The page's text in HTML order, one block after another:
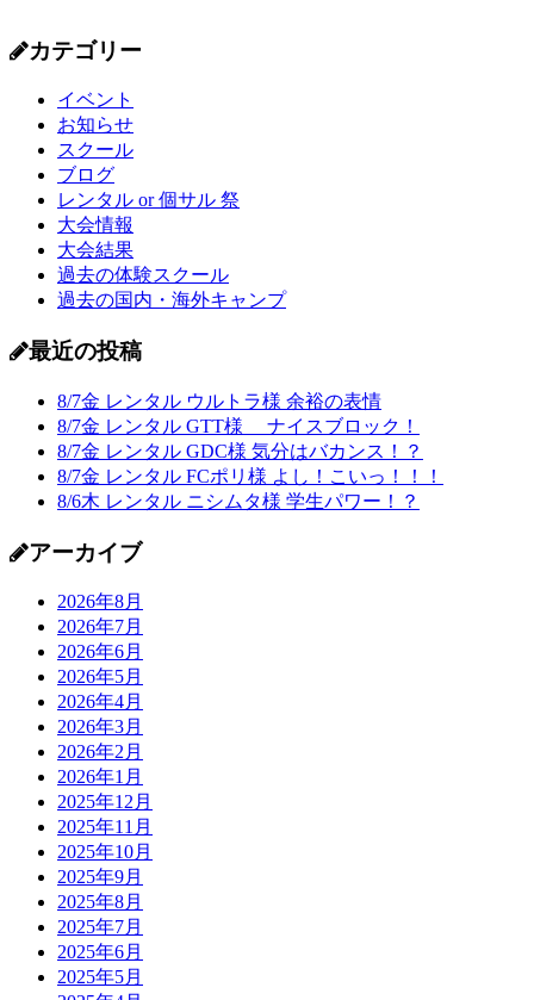
カテゴリー
イベント
お知らせ
スクール
ブログ
レンタル or 個サル 祭
大会情報
大会結果
過去の体験スクール
過去の国内・海外キャンプ
最近の投稿
8/7金 レンタル ウルトラ様 余裕の表情
8/7金 レンタル GTT様 ナイスブロック！
8/7金 レンタル GDC様 気分はバカンス！？
8/7金 レンタル FCポリ様 よし！こいっ！！！
8/6木 レンタル ニシムタ様 学生パワー！？
アーカイブ
2026年8月
2026年7月
2026年6月
2026年5月
2026年4月
2026年3月
2026年2月
2026年1月
2025年12月
2025年11月
2025年10月
2025年9月
2025年8月
2025年7月
2025年6月
2025年5月